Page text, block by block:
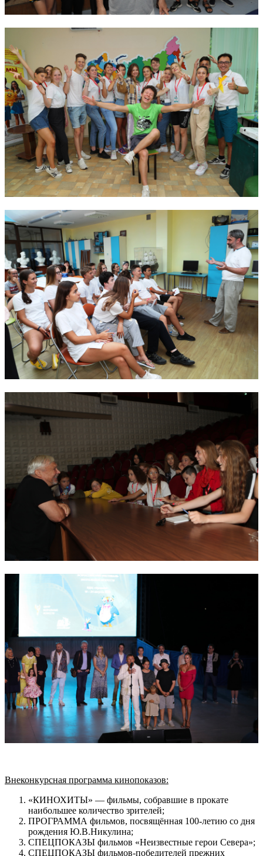
Внеконкурсная программа кинопоказов:
«КИНОХИТЫ» — фильмы, собравшие в прокате
наибольшее количество зрителей;
ПРОГРАММА фильмов, посвящённая 100-летию со дня
рождения Ю.В.Никулина;
СПЕЦПОКАЗЫ фильмов «Неизвестные герои Севера»;
СПЕЦПОКАЗЫ фильмов-победителей прежних